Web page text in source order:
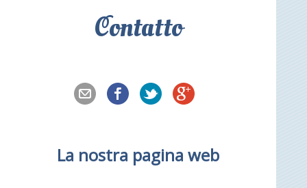
Contatto
La nostra pagina web